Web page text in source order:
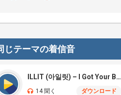
じテーマの着信音
ILLIT (아일릿) – I Got Your Back
14 聞く ダウンロード